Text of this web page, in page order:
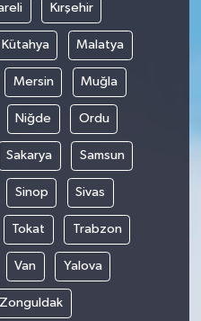
Kırşehir
Kütahya Malatya
Mersin Muğla
Niğde Ordu
Sakarya Samsun
Sinop Sivas
Tokat Trabzon
Van Yalova
Zonguldak